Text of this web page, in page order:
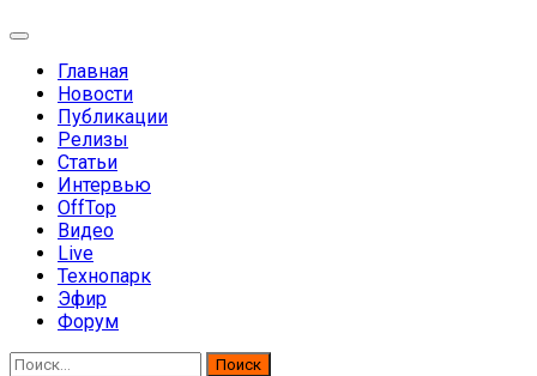
Главная
Новости
Публикации
Релизы
Статьи
Интервью
OffTop
Видео
Live
Технопарк
Эфир
Форум
Найти: